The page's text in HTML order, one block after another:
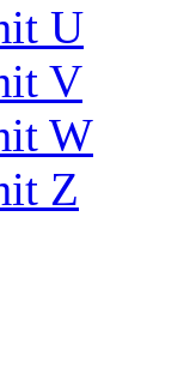
U
V
W
Z